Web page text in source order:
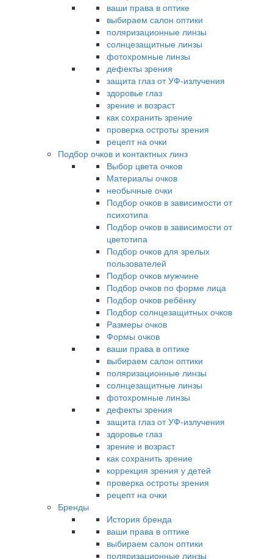
ваши права в оптике
выбираем салон оптики
поляризационные линзы
солнцезащитные линзы
фотохромные линзы
дефекты зрения
защита глаз от УФ-излучения
здоровье глаз
зрение и возраст
как сохранить зрение
проверка остроты зрения
рецепт на очки
Подбор очков и контактных линз
Выбор цвета очков
Материалы очков
необычные очки
Подбор очков в зависимости от
психотипа
Подбор очков в зависимости от
цветотипа
Подбор очков для зрелых
пользователей
Подбор очков мужчине
Подбор очков по форме лица
Подбор очков ребёнку
Подбор солнцезащитных очков
Размеры очков
Формы очков
ваши права в оптике
выбираем салон оптики
поляризационные линзы
солнцезащитные линзы
фотохромные линзы
дефекты зрения
защита глаз от УФ-излучения
здоровье глаз
зрение и возраст
как сохранить зрение
коррекция зрения у детей
проверка остроты зрения
рецепт на очки
Бренды
История бренда
ваши права в оптике
выбираем салон оптики
поляризационные линзы